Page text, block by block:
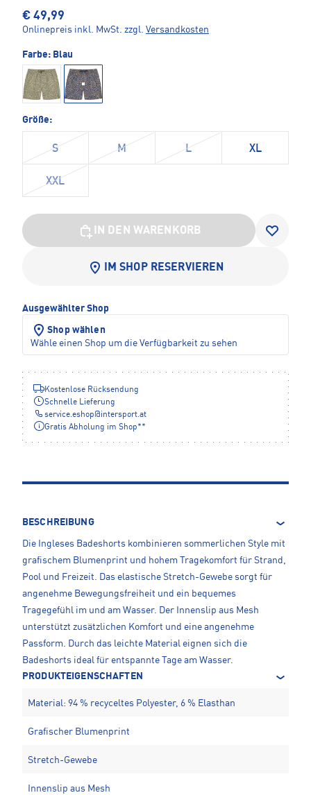
€ 49,99
Onlinepreis inkl. MwSt. zzgl. Versandkosten
Farbe: Blau
Größe:
S M L XL
XXL
IN DEN WARENKORB
IM SHOP RESERVIEREN
Ausgewählter Shop
Shop wählen
Wähle einen Shop um die Verfügbarkeit zu sehen
Kostenlose Rücksendung
Schnelle Lieferung
service.eshop@intersport.at
Gratis Abholung im Shop**
BESCHREIBUNG
Die Ingleses Badeshorts kombinieren sommerlichen Style mit
grafischem Blumenprint und hohem Tragekomfort für Strand,
Pool und Freizeit. Das elastische Stretch-Gewebe sorgt für
angenehme Bewegungsfreiheit und ein bequemes
Tragegefühl im und am Wasser. Der Innenslip aus Mesh
unterstützt zusätzlichen Komfort und eine angenehme
Passform. Durch das leichte Material eignen sich die
Badeshorts ideal für entspannte Tage am Wasser.
PRODUKTEIGENSCHAFTEN
Material: 94 % recyceltes Polyester, 6 % Elasthan
Grafischer Blumenprint
Stretch-Gewebe
Innenslip aus Mesh